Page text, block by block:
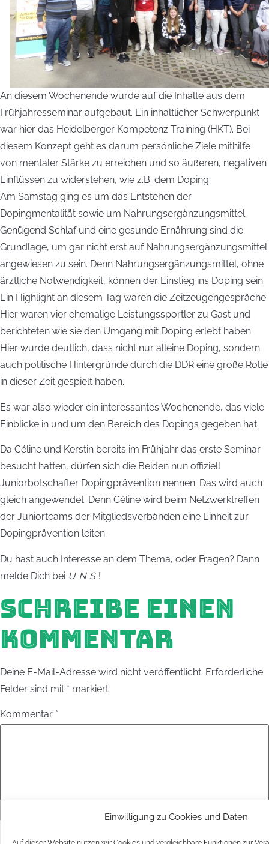
Einwilligung zu Cookies und Daten
An diesem Wochenende wurde auf die Inhalte aus dem
Frühjahresseminar aufgebaut. Ein inhaltlicher Schwerpunkt
war hier das Heidelberger Kompetenz Training (HKT). Bei
diesem Konzept geht es darum persönliche Ziele mithilfe
von mentaler Stärke zu erreichen und so äußeren, negativen
Einflüssen zu widerstehen, wie z.B. dem Doping.
Am Samstag ging es um das Entstehen der
Dopingmentalität sowie um Nahrungsergänzungsmittel.
Genügend Schlaf und eine gesunde Ernährung sind die
Grundlage, um gar nicht erst auf Nahrungsergänzungsmittel
angewiesen zu sein. Denn Nahrungsergänzungsmittel, ohne
ärztliche Notwendigkeit, können der Einstieg ins Doping sein.
Ein Highlight an diesem Tag waren die Zeitzeugengespräche.
Hier waren vier ehemalige Leistungssportler zu Gast und
berichteten wie sie den Umgang mit Doping erlebt haben.
Hier wurde deutlich, dass nicht nur alleine Doping, sondern
auch politische Hintergründe durch die DDR eine große Rolle
in dieser Zeit gespielt haben.
Es war also wieder ein interessantes Wochenende, das viele
Einblicke in und um den Bereich des Dopings gegeben hat.
Da Céline und Kerstin bereits im Frühjahr das erste Seminar
besucht hatten, dürfen sich die Beiden nun offiziell
Juniorbotschafter Dopingprävention nennen. Das wird auch
gleich angewendet. Denn Céline wird beim Netzwerktreffen
der Juniorteams der Mitgliedsverbänden eine Einheit zur
Dopingprävention leiten.
Du hast auch Interesse an dem Thema, oder Fragen? Dann
melde Dich bei UNS !
SCHREIBE EINEN
KOMMENTAR
Deine E-Mail-Adresse wird nicht veröffentlicht. Erforderliche
Felder sind mit * markiert
Kommentar *